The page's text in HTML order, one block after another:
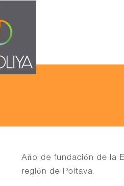
Año de fundación de la
región de Poltava.